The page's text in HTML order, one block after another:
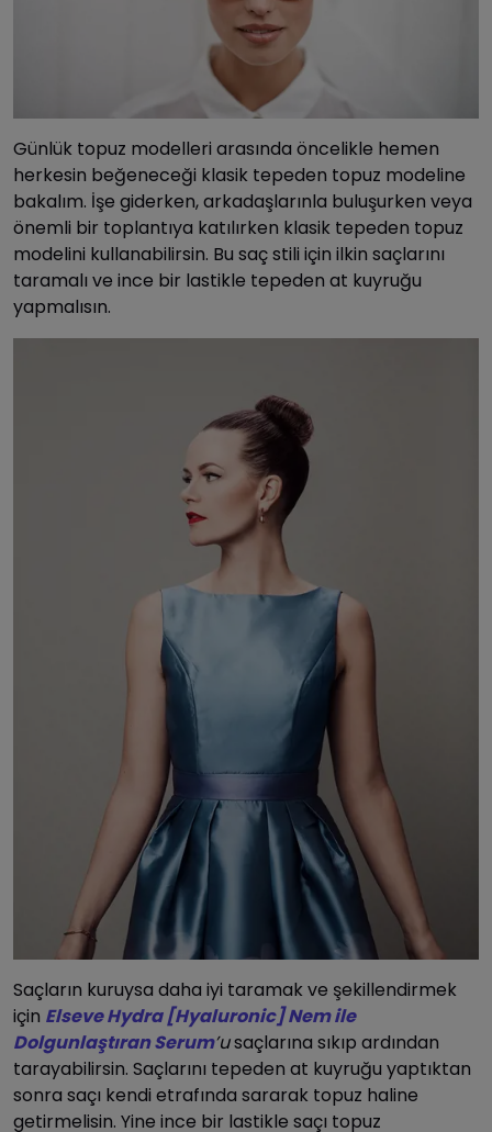
Günlük topuz modelleri arasında öncelikle hemen
herkesin beğeneceği klasik tepeden topuz modeline
bakalım. İşe giderken, arkadaşlarınla buluşurken veya
önemli bir toplantıya katılırken klasik tepeden topuz
modelini kullanabilirsin. Bu saç stili için ilkin saçlarını
taramalı ve ince bir lastikle tepeden at kuyruğu
yapmalısın.
Saçların kuruysa daha iyi taramak ve şekillendirmek
için Elseve Hydra [Hyaluronic] Nem ile
Dolgunlaştıran Serum’usaçlarına sıkıp ardından
tarayabilirsin. Saçlarını tepeden at kuyruğu yaptıktan
sonra saçı kendi etrafında sararak topuz haline
getirmelisin. Yine ince bir lastikle saçı topuz